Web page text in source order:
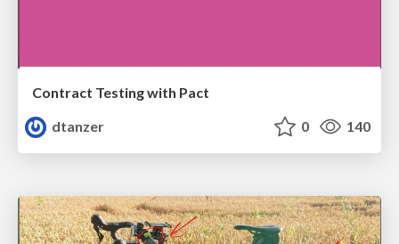
Contract Testing with Pact
dtanzer
0 140